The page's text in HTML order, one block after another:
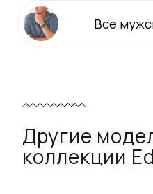
Все
Другие
коллекции